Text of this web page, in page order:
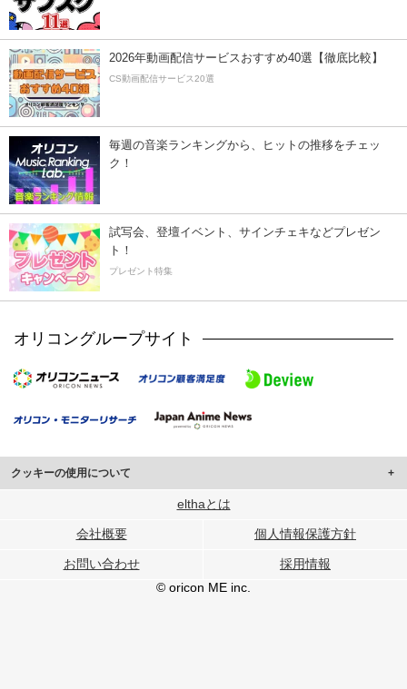
2026年動画配信サービスおすすめ40選【徹底比較】
CS動画配信サービス20選
毎週の音楽ランキングから、ヒットの推移をチェッ
ク！
試写会、登壇イベント、サインチェキなどプレゼン
ト！
プレゼント特集
オリコングループサイト
クッキーの使用について
このサイトでは Cookie を使用して、ユーザーに合わせたコンテンツや広告の
行っています。
メディアや広告配信、データ解析の各パートナーに提供しています。
各パートナーは、この情報とユーザーが各パートナーに提供した他の情報や、
ユーザーが各パートナーのサービスを使用したときに収集した他の情報を組み
elthaとは
会社概要 個人情報保護方針
お問い合わせ
採用情報
© oricon ME inc.